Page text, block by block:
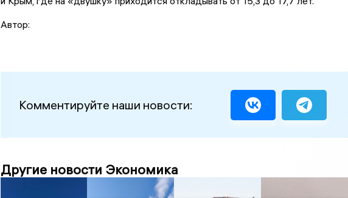
Автор:
Комментируйте наши новости:
Другие новости Экономика